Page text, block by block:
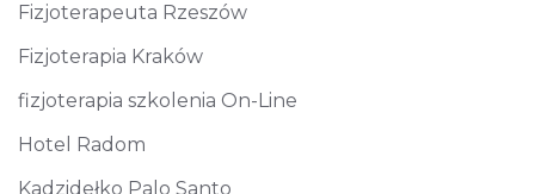
Fizjoterapeuta Rzeszów
Fizjoterapia Kraków
fizjoterapia szkolenia On-Line
Hotel Radom
Kadzidełko Palo Santo